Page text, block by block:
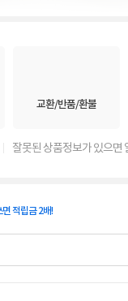
교환/반품/환불
잘못된 상품정보가 있으면
적립금 2배!